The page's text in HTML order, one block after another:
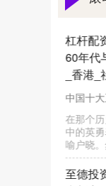
新疆证
黄金承
配资网
6月19日
工年化
年6月以
国联配
划！美